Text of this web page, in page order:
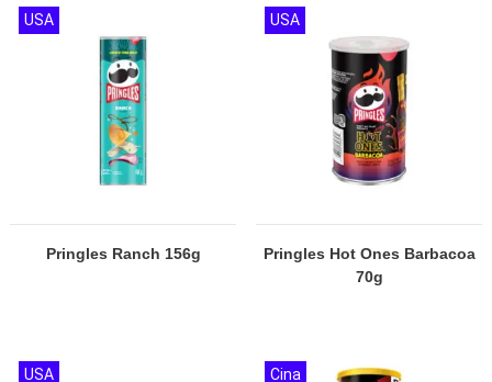
Pringles Ranch 156g
USA
Pringles Hot Ones Barbacoa
70g
USA
USA Cina